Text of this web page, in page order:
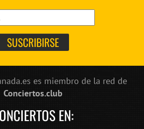
es miembro de la red de
Conciertos.club
EN: